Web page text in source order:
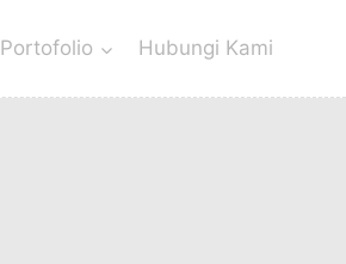
Portofolio Hubungi Kami